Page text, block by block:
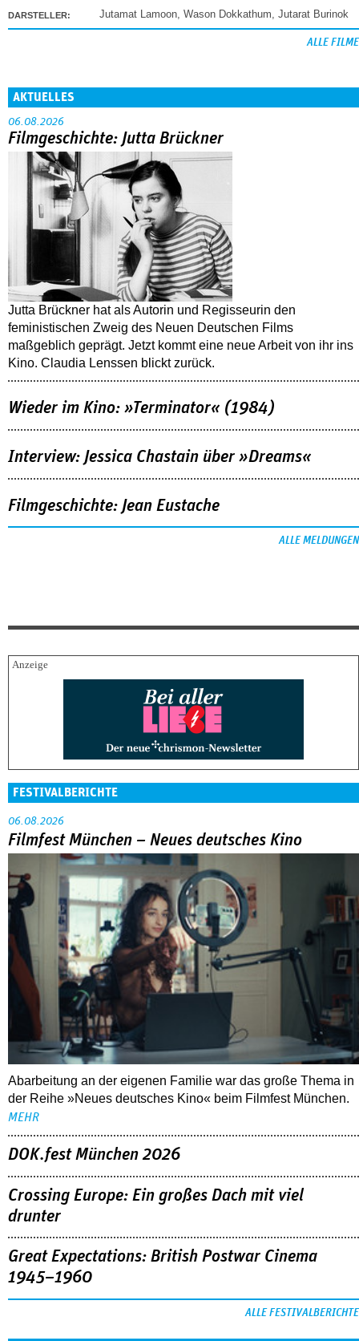
DARSTELLER: Jutamat Lamoon, Wason Dokkathum, Jutarat Burinok
ALLE FILME
AKTUELLES
06.08.2026
Filmgeschichte: Jutta Brückner
Jutta Brückner hat als Autorin und Regisseurin den
feministischen Zweig des Neuen Deutschen Films
maßgeblich geprägt. Jetzt kommt eine neue Arbeit von ihr ins
Kino. Claudia Lenssen blickt zurück.
Wieder im Kino: »Terminator« (1984)
Interview: Jessica Chastain über »Dreams«
Filmgeschichte: Jean Eustache
ALLE MELDUNGEN
FESTIVALBERICHTE
06.08.2026
Filmfest München – Neues deutsches Kino
Abarbeitung an der eigenen Familie war das große Thema in
der Reihe »Neues deutsches Kino« beim Filmfest München.
MEHR
DOK.fest München 2026
Crossing Europe: Ein großes Dach mit viel
drunter
Great Expectations: British Postwar Cinema
1945–1960
ALLE FESTIVALBERICHTE